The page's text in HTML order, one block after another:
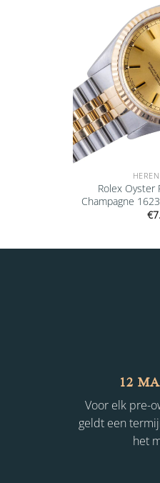
Rolex Oyster
Champagne
€
12
Voor elk pre-
geldt een
het